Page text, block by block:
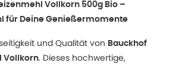
Vollkorn 500g Bio –
für Deine Genießermomente
und Qualität von Bauckhof
Vollkorn. Dieses hochwertige,